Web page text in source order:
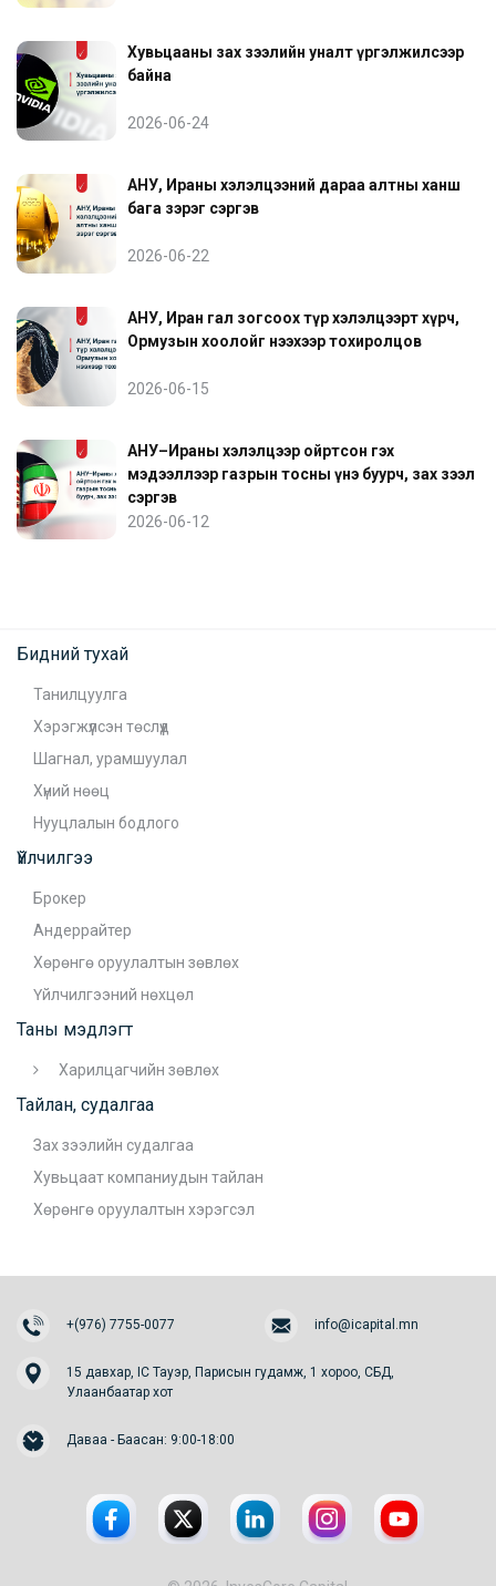
Хувьцааны зах зээлийн уналт үргэлжилсээр
байна
2026-06-24
АНУ, Ираны хэлэлцээний дараа алтны ханш
бага зэрэг сэргэв
2026-06-22
АНУ, Иран гал зогсоох түр хэлэлцээрт хүрч,
Ормузын хоолойг нээхээр тохиролцов
2026-06-15
АНУ–Ираны хэлэлцээр ойртсон гэх
мэдээллээр газрын тосны үнэ буурч, зах зээл
сэргэв
2026-06-12
Бидний тухай
Танилцуулга
Хэрэгжүүлсэн төслүүд
Шагнал, урамшуулал
Хүний нөөц
Нууцлалын бодлого
Үйлчилгээ
Брокер
Андеррайтер
Хөрөнгө оруулалтын зөвлөх
Үйлчилгээний нөхцөл
Таны мэдлэгт
Харилцагчийн зөвлөх
Тайлан, судалгаа
Зах зээлийн судалгаа
Хувьцаат компаниудын тайлан
Хөрөнгө оруулалтын хэрэгсэл
+(976) 7755-0077 info@icapital.mn
15 давхар, IC Тауэр, Парисын гудамж, 1 хороо, СБД,
Улаанбаатар хот
Даваа - Баасан: 9:00-18:00